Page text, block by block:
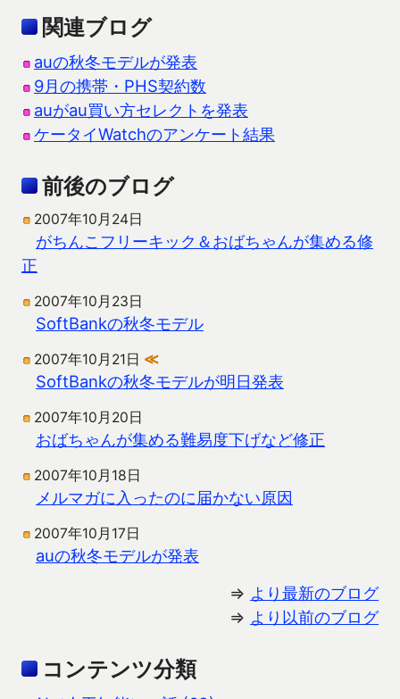
関連ブログ
auの秋冬モデルが発表
9月の携帯・PHS契約数
auがau買い方セレクトを発表
ケータイWatchのアンケート結果
前後のブログ
2007年10月24日
がちんこフリーキック＆おばちゃんが集める修
正
2007年10月23日
SoftBankの秋冬モデル
2007年10月21日 ≪
SoftBankの秋冬モデルが明日発表
2007年10月20日
おばちゃんが集める難易度下げなど修正
2007年10月18日
メルマガに入ったのに届かない原因
2007年10月17日
auの秋冬モデルが発表
⇒ より最新のブログ
⇒ より以前のブログ
コンテンツ分類